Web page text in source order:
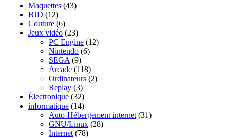
Maquettes (43)
BJD (12)
Couture (6)
Jeux vidéo (23)
PC Engine (12)
Nintendo (6)
SEGA (9)
Arcade (118)
Ordinateurs (2)
Replay (3)
Électronique (32)
informatique (14)
Auto-Hébergement internet (31)
GNU/Linux (28)
Internet (78)